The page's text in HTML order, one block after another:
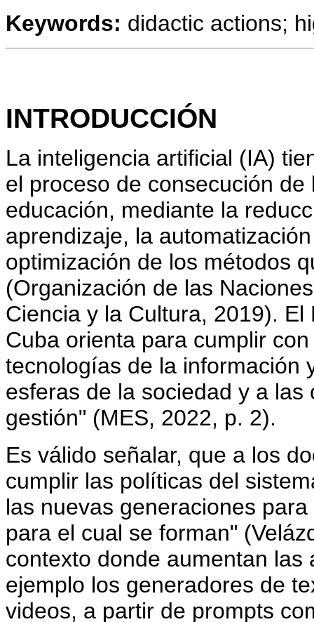
Keywords: didactic actions;
INTRODUCCIÓN
La inteligencia artificial (IA)
el proceso de consecución
educación, mediante la
aprendizaje, la
optimización de los métodos
(Organización de las
Ciencia y la Cultura, 2019).
Cuba orienta para cumplir
tecnologías de la información
esferas de la sociedad y a
gestión" (MES, 2022, p. 2).
Es válido señalar, que a los
cumplir las políticas del
las nuevas generaciones
para el cual se forman"
contexto donde aumentan
ejemplo los generadores de
videos, a partir de prompts